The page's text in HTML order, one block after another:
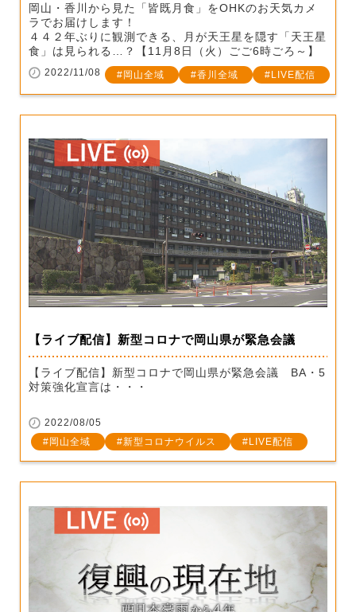
岡山・香川から見た「皆既月食」をOHKのお天気カメ
ラでお届けします！
４４２年ぶりに観測できる、月が天王星を隠す「天王星
食」は見られる…？【11月8日（火）ごご6時ごろ～】
2022/11/08 岡山全域 香川全域 LIVE配信
【ライブ配信】新型コロナで岡山県が緊急会議
【ライブ配信】新型コロナで岡山県が緊急会議 BA・5
対策強化宣言は・・・
2022/08/05
岡山全域
新型コロナウイルス LIVE配信